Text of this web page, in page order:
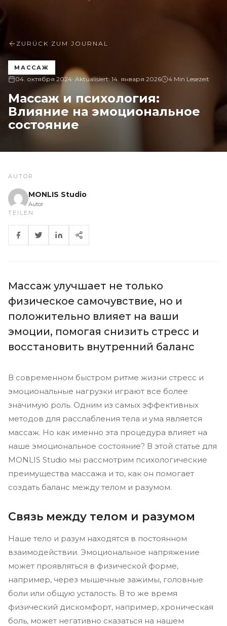
ZURÜCK ZUM JOURNAL
МАССАЖ
04. октября 2024· Aktualisiert:14. января 2026 4 Min Lesezeit
Массаж и психология:
Влияние на эмоциональное
состояние
AUTOR
MONLIS Studio
Autor
TEILEN
Массаж улучшает не только
физическое самочувствие, но и
положительно влияет на ваши
эмоции, помогая снизить стресс и
восстановить внутренний баланс
В современном быстром ритме жизни стресс и
эмоциональные нагрузки играют все более
значимую роль. Одним из самых эффективных
методов для расслабления тела и ума является
массаж. Но как именно эта процедура влияет на
наше эмоциональное состояние? В этой статье для
MONLIS Studio мы рассмотрим психологические
преимущества массажа и то, как он помогает
создать баланс между телом и разумом.
Связь между телом и разумом
Наше тело и разум находятся в постоянном
взаимодействии. Эмоциональное напряжение
может проявляться в физической форме,
например, через мышечные зажимы, головные
боли или общую усталость. В то же время
физический дискомфорт, например, хроническая
боль, может негативно сказаться на нашем